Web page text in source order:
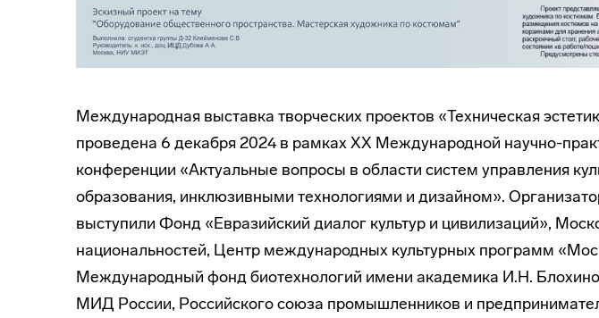
Международная выставка творческих проектов «Техническая
проведена 6 декабря 2024 в рамках XX Международной научно-
конференции «Актуальные вопросы в области систем управления
образования, инклюзивными технологиями и дизайном».
выступили Фонд «Евразийский диалог культур и цивилизаций»,
национальностей, Центр международных культурных программ
Международный фонд биотехнологий имени академика И.Н.
МИД России, Российского союза промышленников и